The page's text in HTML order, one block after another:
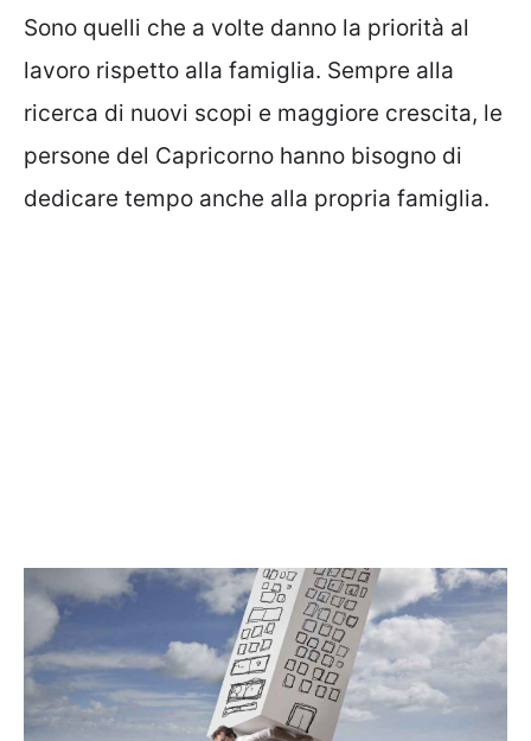
Sono quelli che a volte danno la priorità al
lavoro rispetto alla famiglia. Sempre alla
ricerca di nuovi scopi e maggiore crescita, le
persone del Capricorno hanno bisogno di
dedicare tempo anche alla propria famiglia.